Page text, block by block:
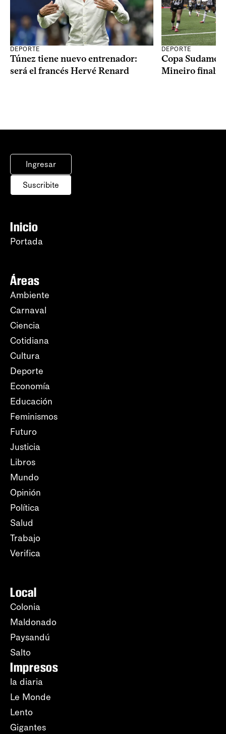
DEPORTE
Túnez tiene nuevo entrenador:
será el francés Hervé Renard
DEPORTE
Copa
Mineiro
Ingresar
Suscribite
Inicio
Portada
Áreas
Ambiente
Carnaval
Ciencia
Cotidiana
Cultura
Deporte
Economía
Educación
Feminismos
Futuro
Justicia
Libros
Mundo
Opinión
Política
Salud
Trabajo
Verifica
Local
Colonia
Maldonado
Paysandú
Salto
Impresos
la diaria
Le Monde
Lento
Gigantes